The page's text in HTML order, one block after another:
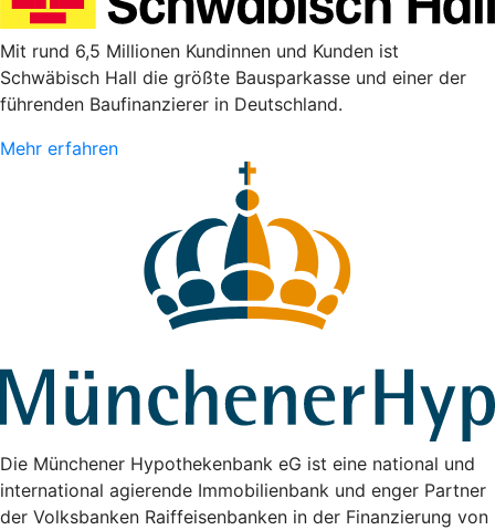
Mit rund 6,5 Millionen Kundinnen und Kunden ist
Schwäbisch Hall die größte Bausparkasse und einer der
führenden Baufinanzierer in Deutschland.
Mehr erfahren
Die Münchener Hypothekenbank eG ist eine national und
international agierende Immobilienbank und enger Partner
der Volksbanken Raiffeisenbanken in der Finanzierung von